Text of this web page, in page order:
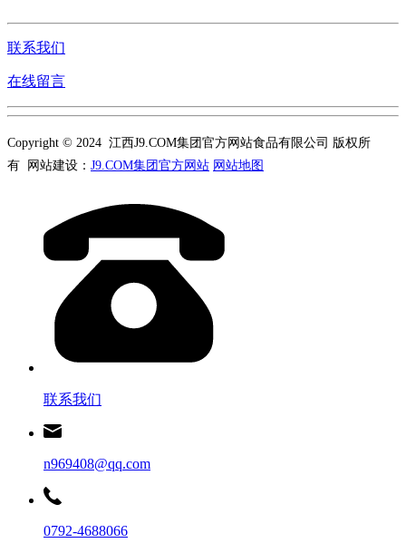
联系我们
在线留言
Copyright © 2024 江西J9.COM集团官方网站食品有限公司 版权所
有 网站建设： J9.COM集团官方网站 网站地图
联系我们
n969408@qq.com
0792-4688066